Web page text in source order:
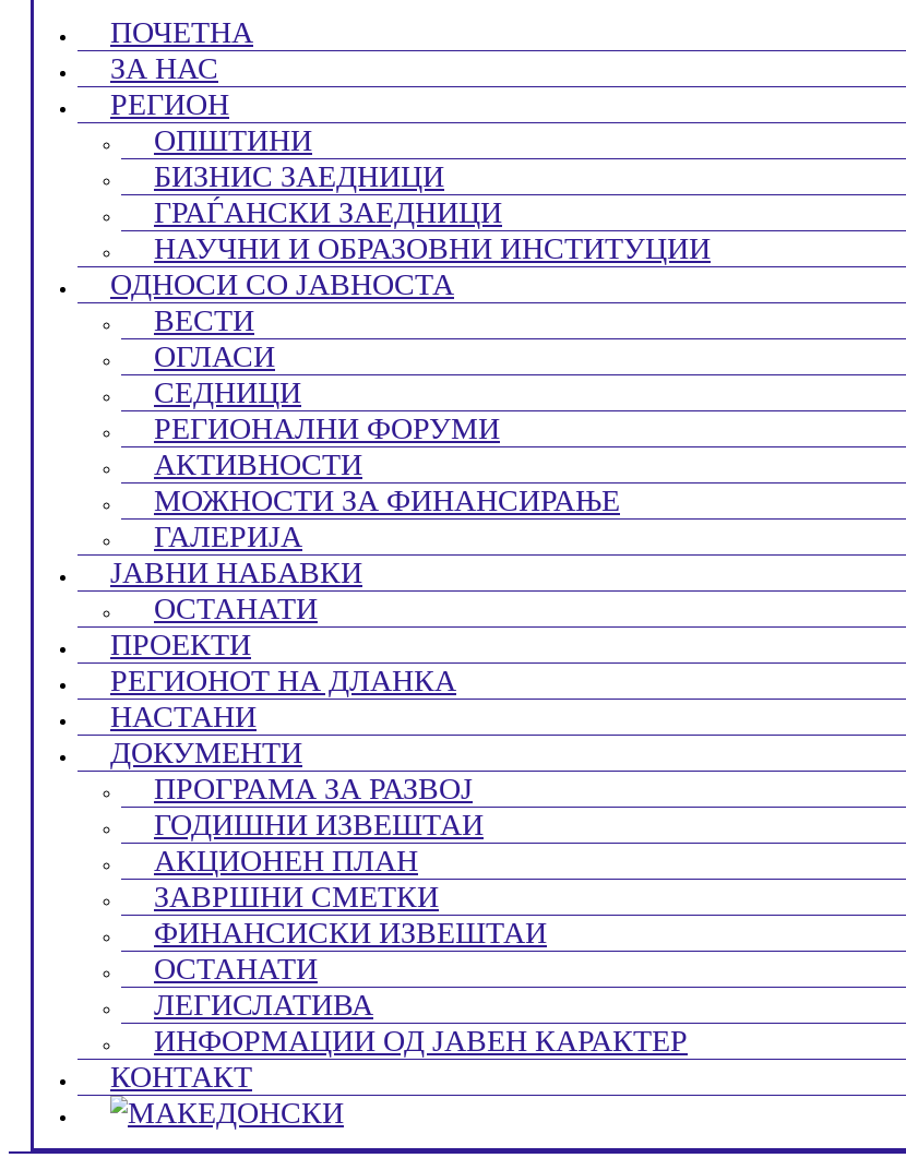
ПОЧЕТНА
ЗА НАС
РЕГИОН
ОПШТИНИ
БИЗНИС ЗАЕДНИЦИ
ГРАЃАНСКИ ЗАЕДНИЦИ
НАУЧНИ И ОБРАЗОВНИ ИНСТИТУЦИИ
ОДНОСИ СО ЈАВНОСТА
ВЕСТИ
ОГЛАСИ
СЕДНИЦИ
РЕГИОНАЛНИ ФОРУМИ
АКТИВНОСТИ
МОЖНОСТИ ЗА ФИНАНСИРАЊЕ
ГАЛЕРИЈА
ЈАВНИ НАБАВКИ
ОСТАНАТИ
ПРОЕКТИ
РЕГИОНОТ НА ДЛАНКА
НАСТАНИ
ДОКУМЕНТИ
ПРОГРАМА ЗА РАЗВОЈ
ГОДИШНИ ИЗВЕШТАИ
АКЦИОНЕН ПЛАН
ЗАВРШНИ СМЕТКИ
ФИНАНСИСКИ ИЗВЕШТАИ
ОСТАНАТИ
ЛЕГИСЛАТИВА
ИНФОРМАЦИИ ОД ЈАВЕН КАРАКТЕР
КОНТАКТ